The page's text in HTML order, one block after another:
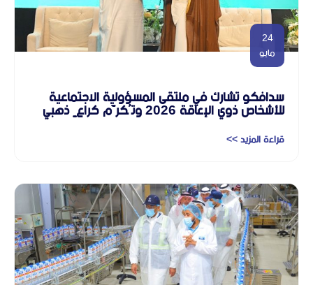
24
مايو
سدافكو تشارك في ملتقى المسؤولية الاجتماعية
للأشخاص ذوي الإعاقة 2026 وتُكرَّم كراعٍ ذهبي
قراءة المزيد >>